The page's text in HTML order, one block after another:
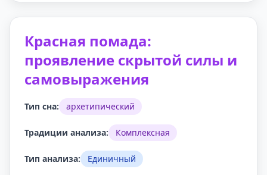
Красная помада:
проявление скрытой силы и
самовыражения
Тип сна: архетипический
Традиции анализа: Комплексная
Тип анализа: Единичный